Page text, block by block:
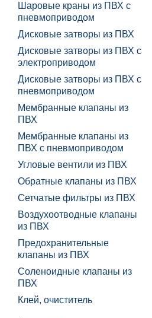
Шаровые краны из ПВХ с
пневмоприводом
Дисковые затворы из ПВХ
Дисковые затворы из ПВХ с
электроприводом
Дисковые затворы из ПВХ с
пневмоприводом
Мембранные клапаны из
ПВХ
Мембранные клапаны из
ПВХ с пневмоприводом
Угловые вентили из ПВХ
Обратные клапаны из ПВХ
Сетчатые фильтры из ПВХ
Воздухоотводные клапаны
из ПВХ
Предохранительные
клапаны из ПВХ
Соленоидные клапаны из
ПВХ
Клей, очиститель